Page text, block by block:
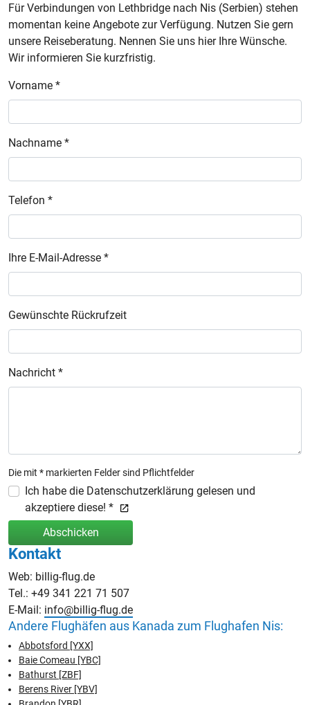
Für Verbindungen von Lethbridge nach Nis (Serbien) stehen
momentan keine Angebote zur Verfügung. Nutzen Sie gern
unsere Reiseberatung. Nennen Sie uns hier Ihre Wünsche.
Wir informieren Sie kurzfristig.
Vorname *
Nachname *
Telefon *
Ihre E-Mail-Adresse *
Gewünschte Rückrufzeit
Nachricht *
Die mit * markierten Felder sind Pflichtfelder
Ich habe die Datenschutzerklärung gelesen und
akzeptiere diese! *
Abschicken
Kontakt
Web: billig-flug.de
Tel.: +49 341 221 71 507
E-Mail: info@billig-flug.de
Andere Flughäfen aus Kanada zum Flughafen Nis:
Abbotsford [YXX]
Baie Comeau [YBC]
Bathurst [ZBF]
Berens River [YBV]